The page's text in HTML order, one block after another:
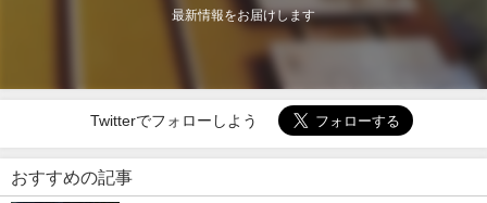
最新情報をお届けします
Twitterでフォローしよう
おすすめの記事